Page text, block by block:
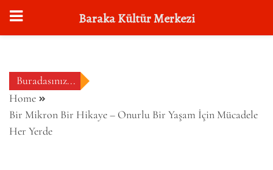
contentBuradasınız...
Home
Bir Mikron Bir Hikaye – Onurlu Bir Yaşam İçin Mücadele
Her Yerde
Baraka Kültür Merkezi